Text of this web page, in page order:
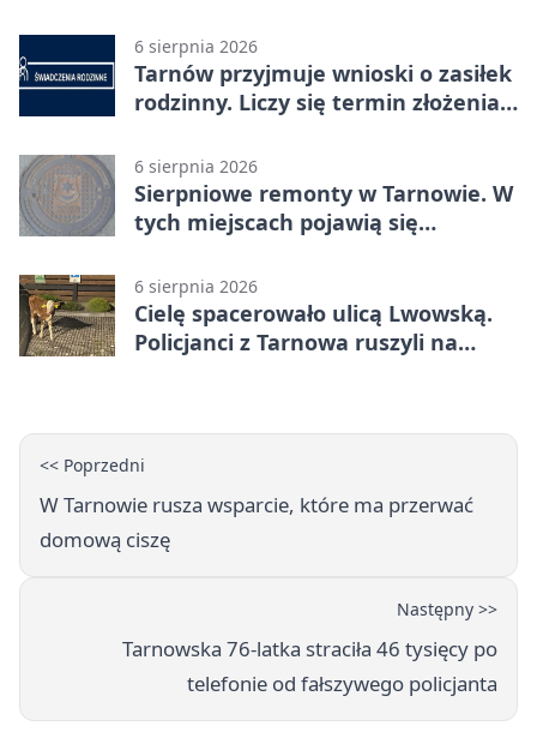
6 sierpnia 2026
Tarnów przyjmuje wnioski o zasiłek
rodzinny. Liczy się termin złożenia
6 sierpnia 2026
Sierpniowe remonty w Tarnowie. W
tych miejscach pojawią się
6 sierpnia 2026
Cielę spacerowało ulicą Lwowską.
Policjanci z Tarnowa ruszyli na
<< Poprzedni
W Tarnowie rusza wsparcie, które ma przerwać
domową ciszę
Następny >>
Tarnowska 76-latka straciła 46 tysięcy po
telefonie od fałszywego policjanta